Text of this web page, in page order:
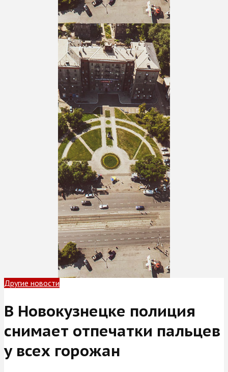
Другие новости
В Новокузнецке полиция
снимает отпечатки пальцев
у всех горожан